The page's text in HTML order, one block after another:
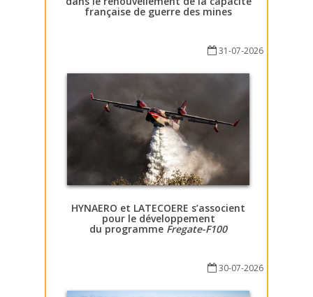
française de guerre des mines
31-07-2026
HYNAERO et LATECOERE s’associent
pour le développement
du programme Fregate-F100
30-07-2026